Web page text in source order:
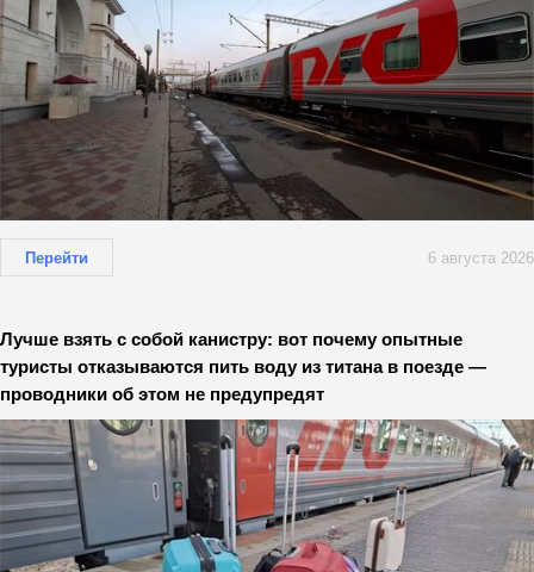
Перейти 6 августа 2026
Лучше взять с собой канистру: вот почему опытные
туристы отказываются пить воду из титана в поезде —
проводники об этом не предупредят